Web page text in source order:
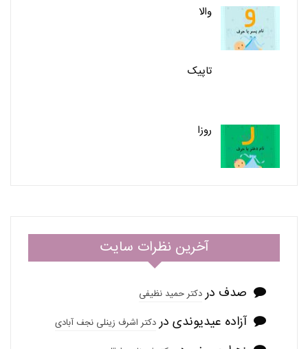
والا
تاپیک
روزا
آخرین نظرات سایت
صدف دردکتر حمید نظیفی
آزاده عیدیوندی دردکتر اشرف زینلی نجف آبادی